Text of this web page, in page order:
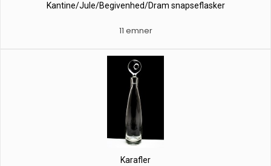
Kantine/Jule/Begivenhed/Dram snapseflasker
11 emner
Karafler